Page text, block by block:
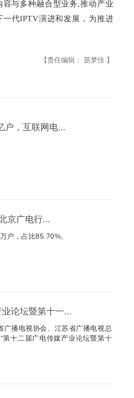
与多种融合型业务,推动产业
代IPTV演进和发展，为推进
【责任编辑： 苗梦佳 】
户，互联网电...
京广电行...
户，占比85.70%。
论坛暨第十一...
播电视协会、江苏省广播电视总
第十二届广电传媒产业论坛暨第十